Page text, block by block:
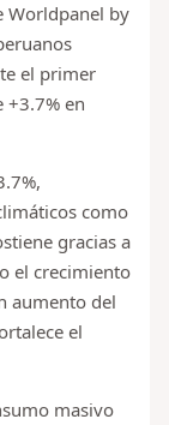
Worldpanel by
el primer
en
como
gracias a
el crecimiento
aumento del
el
masivo